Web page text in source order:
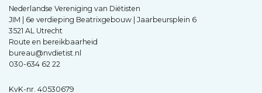
Nederlandse Vereniging van Diëtisten
JIM | 6e verdieping Beatrixgebouw | Jaarbeursplein 6
3521 AL Utrecht
Route en bereikbaarheid
bureau@nvdietist.nl
030-634 62 22
KvK-nr. 40530679